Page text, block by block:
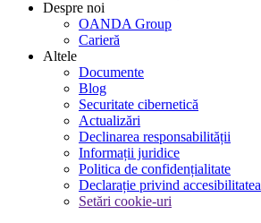
Despre noi
OANDA Group
Carieră
Altele
Documente
Blog
Securitate cibernetică
Actualizări
Declinarea responsabilității
Informații juridice
Politica de confidențialitate
Declarație privind accesibilitatea
Setări cookie-uri